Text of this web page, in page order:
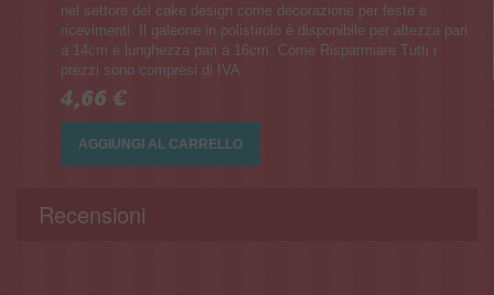
nel settore del cake design come decorazione per feste e
ricevimenti. Il galeone in polistirolo è disponibile per altezza pari
a 14cm e lunghezza pari a 16cm. Come Risparmiare Tutti i
prezzi sono compresi di IVA
4,66 €
AGGIUNGI AL CARRELLO
Recensioni